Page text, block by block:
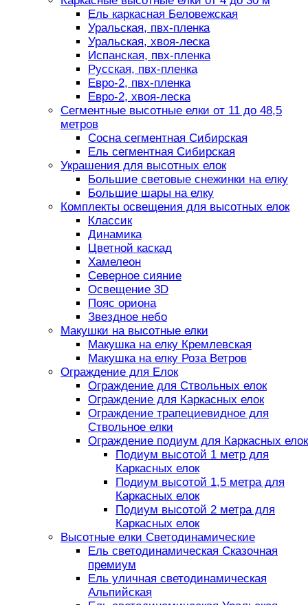
Ель каркасная Беловежская
Уральская, пвх-пленка
Уральская, хвоя-леска
Испанская, пвх-пленка
Русская, пвх-пленка
Евро-2, пвх-пленка
Евро-2, хвоя-леска
Сегментные высотные елки от 11 до 48,5
метров
Сосна сегментная Сибирская
Ель сегментная Сибирская
Украшения для высотных елок
Большие световые снежинки на елку
Большие шары на елку
Комплекты освещения для высотных елок
Классик
Динамика
Цветной каскад
Хамелеон
Северное сияние
Освещение 3D
Пояс ориона
Звездное небо
Макушки на высотные елки
Макушка на елку Кремлевская
Макушка на елку Роза Ветров
Ограждение для Елок
Ограждение для Ствольных елок
Ограждение для Каркасных елок
Ограждение трапециевидное для
Ствольное елки
Ограждение подиум для Каркасных елок
Подиум высотой 1 метр для
Каркасных елок
Подиум высотой 1,5 метра для
Каркасных елок
Подиум высотой 2 метра для
Каркасных елок
Высотные елки Светодинамические
Ель светодинамическая Сказочная
премиум
Ель уличная светодинамическая
Альпийская